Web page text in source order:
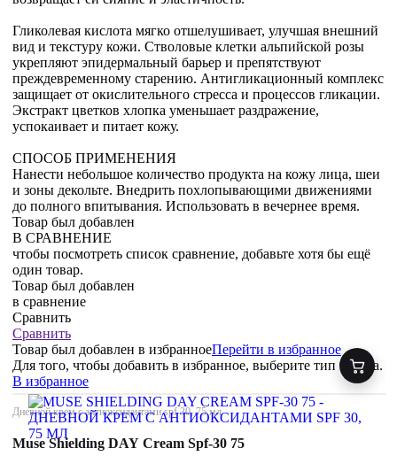
Гликолевая кислота мягко отшелушивает, улучшая внешний
вид и текстуру кожи. Стволовые клетки альпийской розы
укрепляют эпидермальный барьер и препятствуют
преждевременному старению. Антигликационный комплекс
защищает от окислительного стресса и процессов гликации.
Экстракт цветков хлопка уменьшает раздражение,
успокаивает и питает кожу.
СПОСОБ ПРИМЕНЕНИЯ
Нанести небольшое количество продукта на кожу лица, шеи
и зоны декольте. Внедрить похлопывающими движениями
до полного впитывания. Использовать в вечернее время.
Товар был добавлен
В СРАВНЕНИЕ
чтобы посмотреть список сравнение, добавьте хотя бы ещё
один товар.
Товар был добавлен
в сравнение
Сравнить
Сравнить
Товар был добавлен в избранноеПерейти в избранное
Для того, чтобы добавить в избранное, выберите тип товара.
В избранное
Дневной крем с антиоксидантами spf 30, 75 мл
Muse Shielding DAY Cream Spf-30 75